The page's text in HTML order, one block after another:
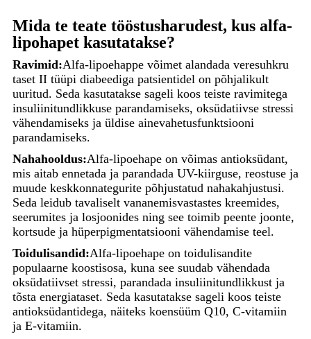
Mida te teate tööstusharudest, kus alfa-
lipohapet kasutatakse?
Ravimid:Alfa-lipoehappe võimet alandada veresuhkru
taset II tüüpi diabeediga patsientidel on põhjalikult
uuritud. Seda kasutatakse sageli koos teiste ravimitega
insuliinitundlikkuse parandamiseks, oksüdatiivse stressi
vähendamiseks ja üldise ainevahetusfunktsiooni
parandamiseks.
Nahahooldus:Alfa-lipoehape on võimas antioksüdant,
mis aitab ennetada ja parandada UV-kiirguse, reostuse ja
muude keskkonnategurite põhjustatud nahakahjustusi.
Seda leidub tavaliselt vananemisvastastes kreemides,
seerumites ja losjoonides ning see toimib peente joonte,
kortsude ja hüperpigmentatsiooni vähendamise teel.
Toidulisandid:Alfa-lipoehape on toidulisandite
populaarne koostisosa, kuna see suudab vähendada
oksüdatiivset stressi, parandada insuliinitundlikkust ja
tõsta energiataset. Seda kasutatakse sageli koos teiste
antioksüdantidega, näiteks koensüüm Q10, C-vitamiin
ja E-vitamiin.